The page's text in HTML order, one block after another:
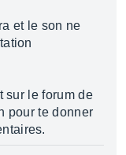
et le son ne
sur le forum de
pour te donner